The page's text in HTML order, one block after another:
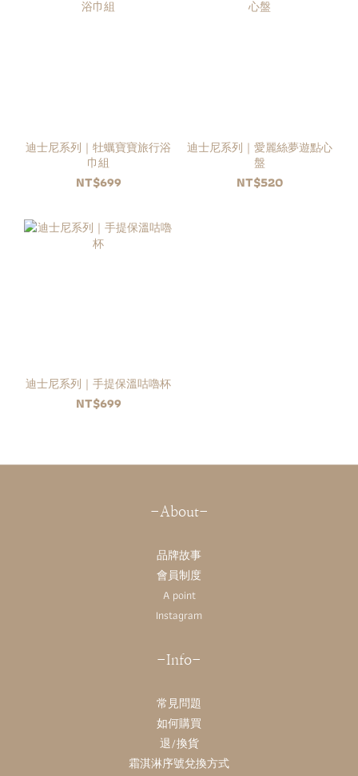
迪士尼系列｜牡蠣寶寶旅行浴
巾組
NT$699
迪士尼系列｜愛麗絲夢遊點心
盤
NT$520
迪士尼系列｜手提保溫咕嚕杯
NT$699
-About-
品牌故事
會員制度
A point
Instagram
-Info-
常見問題
如何購買
退/換貨
霜淇淋序號兌換方式